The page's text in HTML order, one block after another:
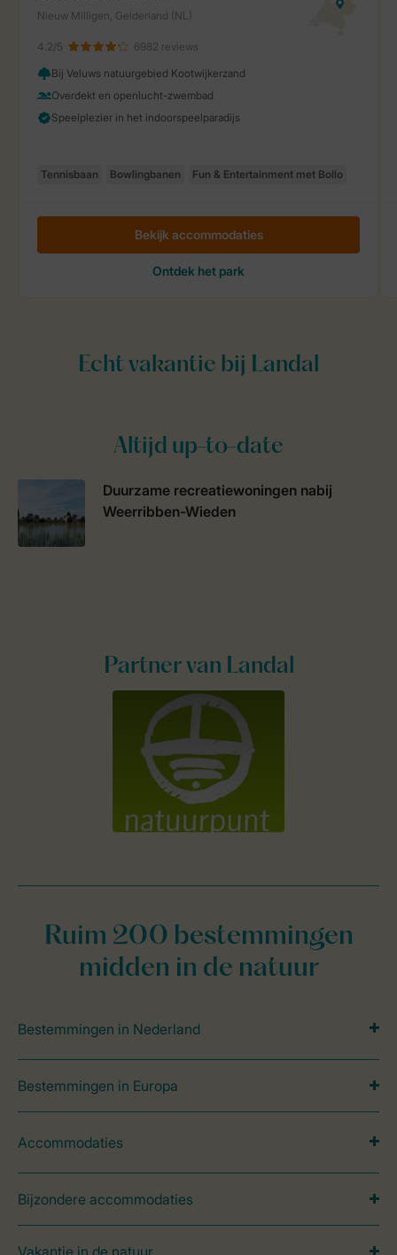
Altijd up-to-date
Duurzame recreatiewoningen nabij
Weerribben-Wieden
Partner van Landal
Ruim 200 bestemmingen
midden in de natuur
Bestemmingen in Nederland
Bestemmingen in Europa
Accommodaties
Bijzondere accommodaties
Vakantie in de natuur